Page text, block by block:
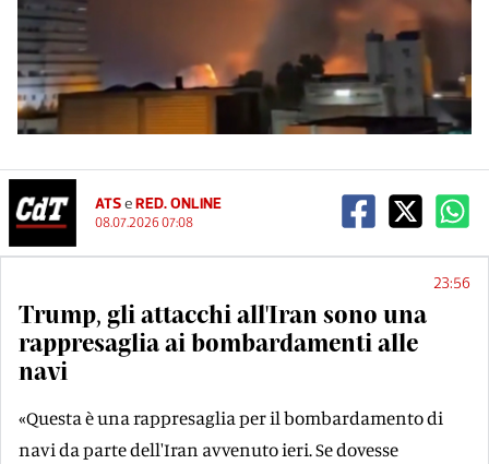
ATSeRED. ONLINE
08.07.2026 07:08
23:56
Trump, gli attacchi all'Iran sono una
rappresaglia ai bombardamenti alle
navi
«Questa è una rappresaglia per il bombardamento di
navi da parte dell'Iran avvenuto ieri. Se dovesse